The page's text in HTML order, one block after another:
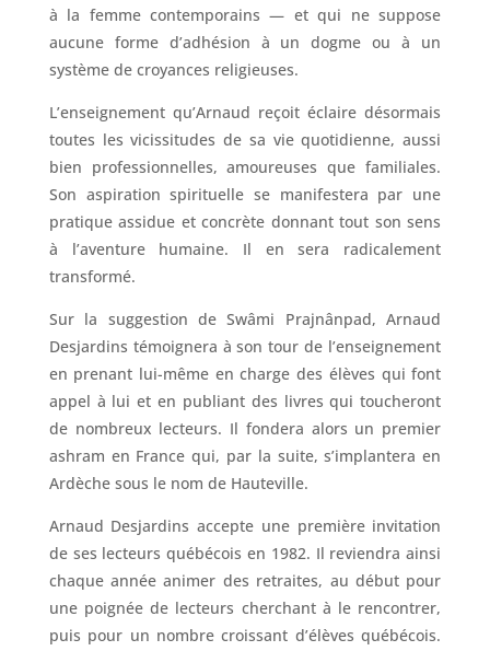
à la femme contemporains — et qui ne suppose
aucune forme d’adhésion à un dogme ou à un
système de croyances religieuses.
L’enseignement qu’Arnaud reçoit éclaire désormais
toutes les vicissitudes de sa vie quotidienne, aussi
bien professionnelles, amoureuses que familiales.
Son aspiration spirituelle se manifestera par une
pratique assidue et concrète donnant tout son sens
à l’aventure humaine. Il en sera radicalement
transformé.
Sur la suggestion de Swâmi Prajnânpad, Arnaud
Desjardins témoignera à son tour de l’enseignement
en prenant lui-même en charge des élèves qui font
appel à lui et en publiant des livres qui toucheront
de nombreux lecteurs. Il fondera alors un premier
ashram en France qui, par la suite, s’implantera en
Ardèche sous le nom de Hauteville.
Arnaud Desjardins accepte une première invitation
de ses lecteurs québécois en 1982. Il reviendra ainsi
chaque année animer des retraites, au début pour
une poignée de lecteurs cherchant à le rencontrer,
puis pour un nombre croissant d’élèves québécois.